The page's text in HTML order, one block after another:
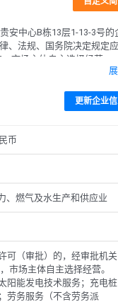
安中心B栋13层1-13-3号的
、法规、国务院决定规定
市场主体自主选择经营。（
电动汽车充电基础设施运
；新能源汽车换电设施销售
售；电线、电缆经营；机
；城市配送运输服务（不含
更新企业
币
、燃气及水生产和供应业
可（审批）的，经审批机关
市场主体自主选择经营。
阳能发电技术服务；充电桩
劳务服务（不含劳务派